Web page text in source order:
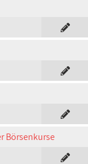
Börsenkurse